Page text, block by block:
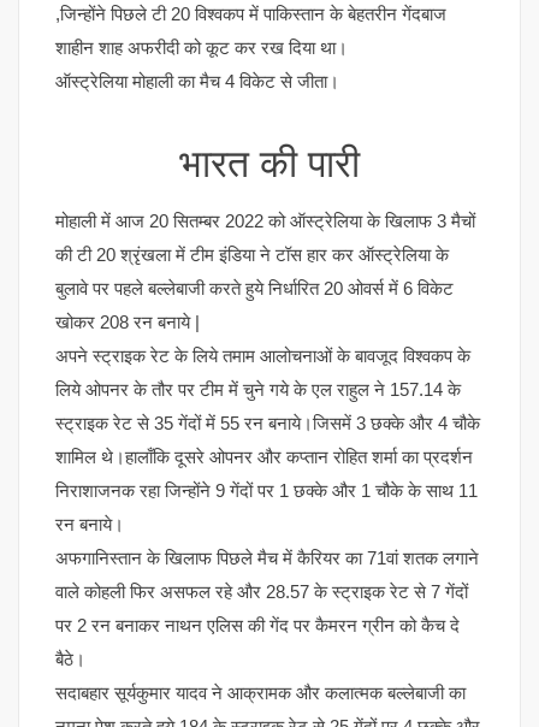
,जिन्होंने पिछले टी 20 विश्वकप में पाकिस्तान के बेहतरीन गेंदबाज
शाहीन शाह अफरीदी को कूट कर रख दिया था।
ऑस्ट्रेलिया मोहाली का मैच 4 विकेट से जीता।
भारत की पारी
मोहाली में आज 20 सितम्बर 2022 को ऑस्ट्रेलिया के खिलाफ 3 मैचों
की टी 20 श्रृंखला में टीम इंडिया ने टॉस हार कर ऑस्ट्रेलिया के
बुलावे पर पहले बल्लेबाजी करते हुये निर्धारित 20 ओवर्स में 6 विकेट
खोकर 208 रन बनाये |
अपने स्ट्राइक रेट के लिये तमाम आलोचनाओं के बावजूद विश्वकप के
लिये ओपनर के तौर पर टीम में चुने गये के एल राहुल ने 157.14 के
स्ट्राइक रेट से 35 गेंदों में 55 रन बनाये।जिसमें 3 छक्के और 4 चौके
शामिल थे।हालाँकि दूसरे ओपनर और कप्तान रोहित शर्मा का प्रदर्शन
निराशाजनक रहा जिन्होंने 9 गेंदों पर 1 छक्के और 1 चौके के साथ 11
रन बनाये।
अफगानिस्तान के खिलाफ पिछले मैच में कैरियर का 71वां शतक लगाने
वाले कोहली फिर असफल रहे और 28.57 के स्ट्राइक रेट से 7 गेंदों
पर 2 रन बनाकर नाथन एलिस की गेंद पर कैमरन ग्रीन को कैच दे
बैठे।
सदाबहार सूर्यकुमार यादव ने आक्रामक और कलात्मक बल्लेबाजी का